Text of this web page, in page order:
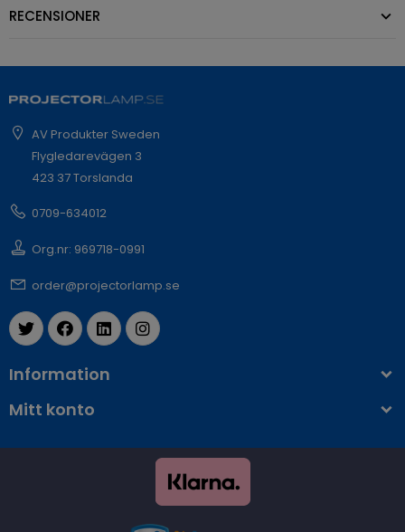
RECENSIONER
AV Produkter Sweden
Flygledarevägen 3
423 37 Torslanda
0709-634012
Org.nr: 969718-0991
order@projectorlamp.se
Information
Mitt konto